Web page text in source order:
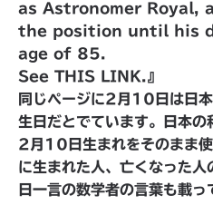
as Astronomer Royal,
the position until his
age of 85.
See THIS LINK.』
同じページに2月10日は日
生日だとでています。日本の
2月10日生まれをそのまま使
に生まれた人、亡くなった
日一言の数学者の言葉も載